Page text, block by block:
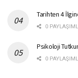
Tarihten 4
0
Psikoloji
0